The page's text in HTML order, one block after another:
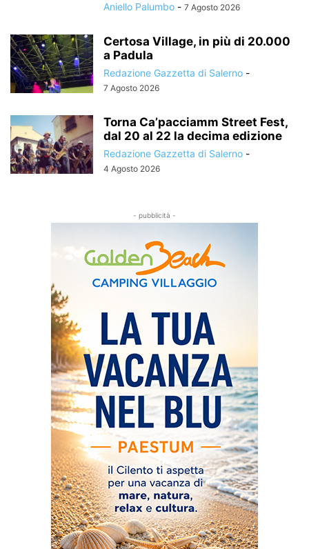
Aniello Palumbo - 7 Agosto 2026
Certosa Village, in più di 20.000
a Padula
Redazione Gazzetta di Salerno -
7 Agosto 2026
Torna Ca’pacciamm Street Fest,
dal 20 al 22 la decima edizione
Redazione Gazzetta di Salerno -
4 Agosto 2026
- pubblicità -